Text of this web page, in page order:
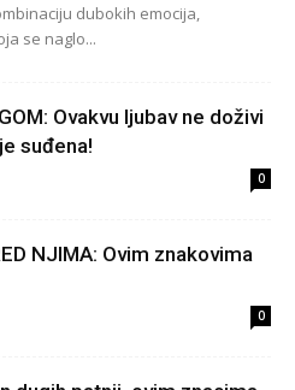
dubokih emocija,
se naglo...
Ovakvu ljubav ne doživi
suđena!
0
NJIMA: Ovim znakovima
0